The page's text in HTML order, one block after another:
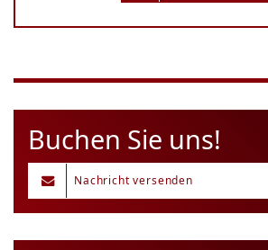
Buchen Sie uns!
Nachricht versenden